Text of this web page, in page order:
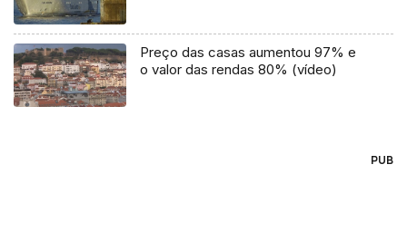
Preço das casas aumentou 97% e
o valor das rendas 80% (vídeo)
PUB